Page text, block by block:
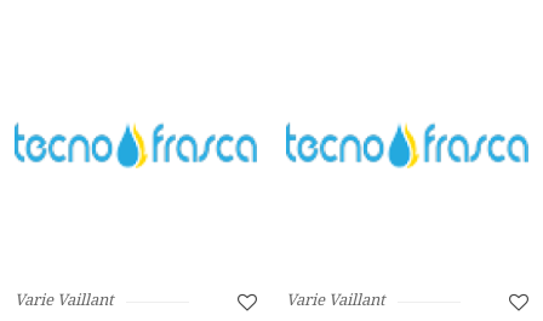
Varie Vaillant Varie Vaillant